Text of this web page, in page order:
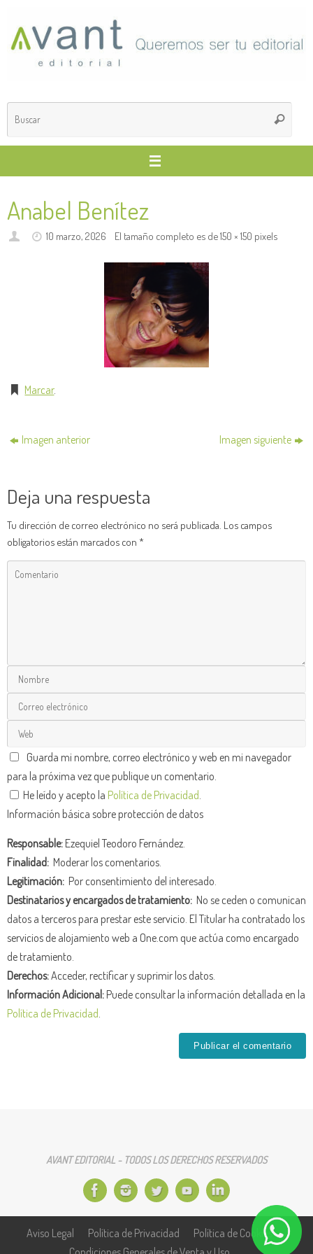
contenido
Buscar
Anabel Benítez
10 marzo, 2026 El tamaño completo es de150 × 150 pixels
Marcar.
Imagen anterior Imagen siguiente
Deja una respuesta
Tu dirección de correo electrónico no será publicada. Los campos
obligatorios están marcados con *
Guarda mi nombre, correo electrónico y web en mi navegador
para la próxima vez que publique un comentario.
He leído y acepto la Política de Privacidad
Información básica sobre protección de datos
Responsable:Ezequiel Teodoro Fernández.
Finalidad: Moderar los comentarios.
Legitimación: Por consentimiento del interesado.
Destinatarios y encargados de tratamiento: No se ceden o comunican
datos a terceros para prestar este servicio. El Titular ha contratado los
servicios de alojamiento web a One.com que actúa como encargado
de tratamiento.
Derechos:Acceder, rectificar y suprimir los datos.
Información Adicional:Puede consultar la información detallada en la
Política de Privacidad
AVANT EDITORIAL - TODOS LOS DERECHOS RESERVADOS
Aviso Legal Política de Privacidad
Política de Cookies